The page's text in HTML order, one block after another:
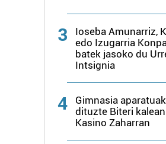
datuen atalean. Edozein unetan alda
zure baimena Cookieen
Webgune honek cookie propioak
fitxategiak erabiltzen ditu. Zure
zerbitzuak hobetzeko asmoz, cookie
baliatzen gara. Ohar hau onartuz
erabiltzeko baimen esplizitua
3
Ioseba Amunarriz,
edo Izugarria
batek jasoko du
Intsignia
4
Gimnasia
dituzte Biteri
Kasino Zaharran